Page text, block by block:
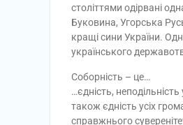
століттями одірвані
Буковина, Угорська
кращі сини України.
українського
Соборність – це…
…єдність,
також єдність усіх
справжнього